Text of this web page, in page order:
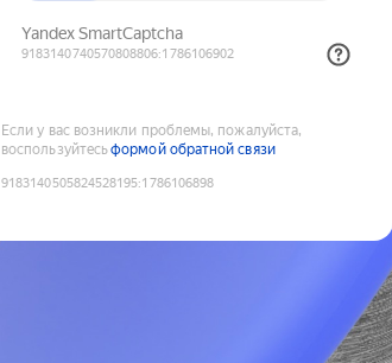
Если у вас возникли проблемы, пожалуйста,
воспользуйтесьформой обратной связи
9183140505824528195:1786106898